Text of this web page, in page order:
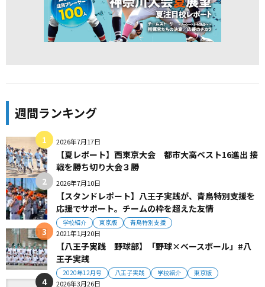
週間ランキング
2026年7月17日
【夏レポート】西東京大会 都市大高ベスト16進出 接
戦を勝ち切り大会３勝
2026年7月10日
【スタンドレポート】八王子実践が、青鳥特別支援を
応援でサポート。チームの枠を超えた友情
学校紹介 東京版 青鳥特別支援
2021年1月20日
【八王子実践 野球部】「野球×ベースボール」#八
王子実践
2020年12月号 八王子実践 学校紹介 東京版
2026年3月26日